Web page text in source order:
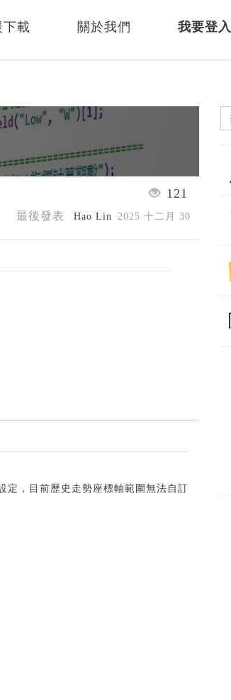
下載 關於我們 我要登入
121
最後發表 Hao Lin 2025 十二月 30
定，目前歷史走勢座標軸範圍無法自訂